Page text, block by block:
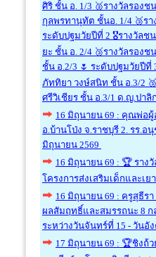
ศิริ ชั้น อ. 1/3 🥈รางวัลรอง
กุลพรทานุทัต ชั้นอ. 1/4 🥉ร
ระดับปฐมวัยปีที่ 2 🎖รางวัลช
ยะ ชั้น อ. 2/4 🥉รางวัลรอง
ชั้น อ.2/3 🌷 ระดับปฐมวัยปี
ภัททิยา วงษ์สนิท ชั้น อ.3/2
ศรีวิเชียร ชั้น อ.3/1 ด.ญ.ปา
16 มิถุนายน 69 : คุณพ่อผู้
อ.บ้านโป่ง จ.ราชบุรี 2. รร.
มิถุนายน 2569
16 มิถุนายน 69 : 🏆 ราง
โครงการส่งเสริมเด็กและเ
16 มิถุนายน 69 : ครูสุธีร
ผลสัมฤทธิ์และสมรรถนะ 8
ระหว่างวันจันทร์ที่ 15 - วันอั
17 มิถุนายน 69 : 🏆ชิงถ้